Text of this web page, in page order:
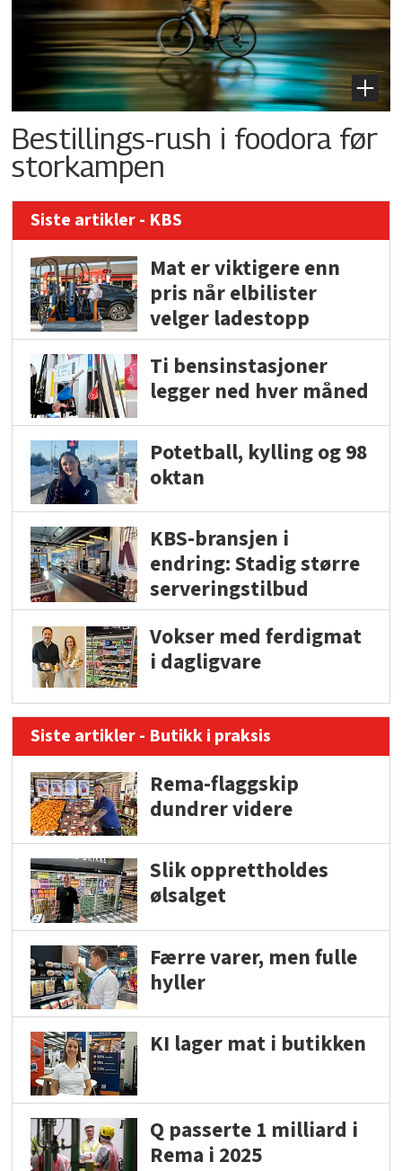
Bestillings-rush i foodora før
storkampen
Siste artikler - KBS
Mat er viktigere enn
pris når elbilister
velger ladestopp
Ti bensinstasjoner
legger ned hver måned
Potetball, kylling og 98
oktan
KBS-bransjen i
endring: Stadig større
serveringstilbud
Vokser med ferdigmat
i dagligvare
Siste artikler - Butikk i praksis
Rema-flaggskip
dundrer videre
Slik opprettholdes
ølsalget
Færre varer, men fulle
hyller
KI lager mat i butikken
Q passerte 1 milliard i
Rema i 2025